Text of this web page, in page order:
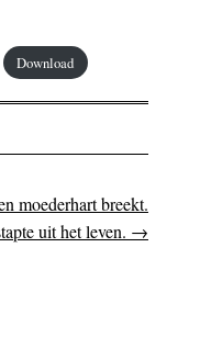
Download
moederhart breekt.
uit het leven. →